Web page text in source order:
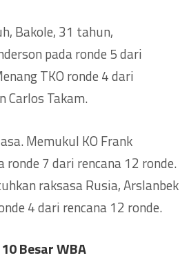
Bakole, 31 tahun,
pada ronde 5 dari
TKO ronde 4 dari
Carlos Takam.
Memukul KO Frank
ronde 7 dari rencana 12 ronde.
raksasa Rusia, Arslanbek
4 dari rencana 12 ronde.
Besar WBA